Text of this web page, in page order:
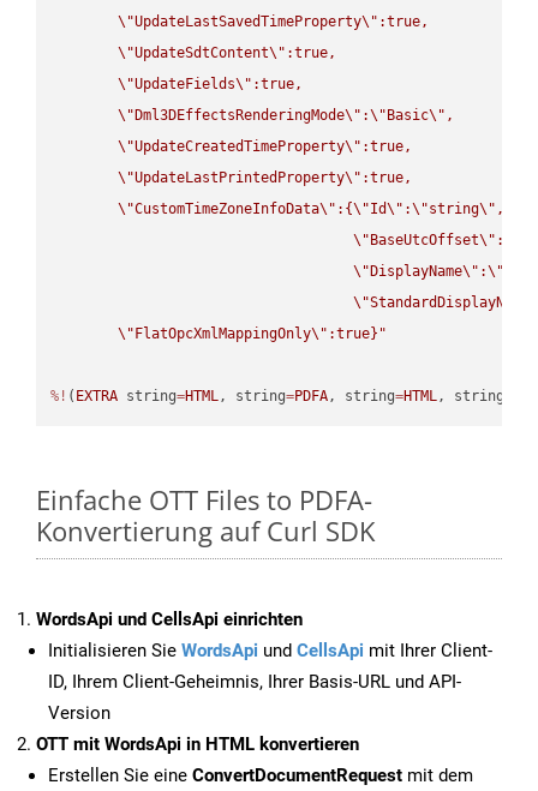
\"UpdateLastSavedTimeProperty\" :true,
\"UpdateSdtContent\" :true,
\"UpdateFields\" :true,
\" Dml3DEffectsRenderingMode\" :\" Basic\" ,
\"UpdateCreatedTimeProperty\" :true,
\"UpdateLastPrintedProperty\" :true,
\"CustomTimeZoneInfoData\" :{\"Id\" :\"string\" ,
\" BaseUtcOffset\" :
\" DisplayName\" :\"
\"StandardDisplayName
\" FlatOpcXmlMappingOnly\" :true}"
%! ( EXTRA string=HTML, string=PDFA, string=HTML, string
Einfache OTT Files to PDFA-
Konvertierung auf Curl SDK
WordsApi und CellsApi einrichten
Initialisieren Sie WordsApi und CellsApi mit Ihrer Client-
ID, Ihrem Client-Geheimnis, Ihrer Basis-URL und API-
Version
OTT mit WordsApi in HTML konvertieren
Erstellen Sie eine ConvertDocumentRequest mit dem